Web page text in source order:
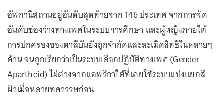
อัฟกานิสถานอยู่อันดับสุดท้ายจาก 146 ประเทศ จากการจัด
อันดับช่องว่างทางเพศในระบบการศึกษา และผู้หญิงภายใต้
การปกครองของตาลีบันยังถูกจำกัดและละเมิดสิทธิในหลายๆ
ด้าน จนถูกเรียกว่าเป็นระบบเลือกปฏิบัติทางเพศ (Gender
Apartheid) ไม่ต่างจากแอฟริกาใต้ที่เคยใช้ระบบแบ่งแยกสี
ผิวเมื่อหลายทศวรรษก่อน